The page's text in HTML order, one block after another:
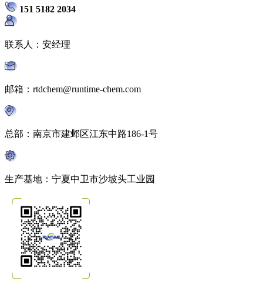
151 5182 2034
联系人：安经理
邮箱：rtdchem@runtime-chem.com
总部：南京市建邺区江东中路186-1号
生产基地：宁夏中卫市沙坡头工业园